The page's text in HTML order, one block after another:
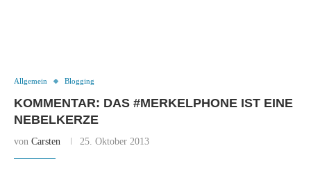
Allgemein Blogging
KOMMENTAR: DAS #MERKELPHONE IST EINE
NEBELKERZE
von Carsten 25. Oktober 2013